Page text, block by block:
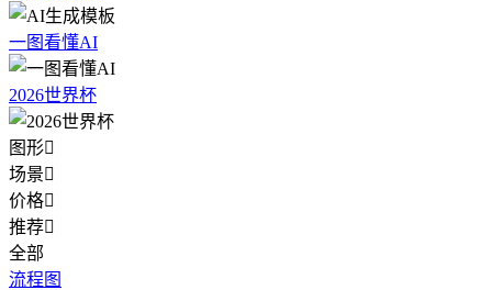
一图看懂AI
2026世界杯
图形
场景
价格
推荐
全部
流程图